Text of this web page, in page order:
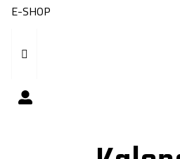
E-SHOP